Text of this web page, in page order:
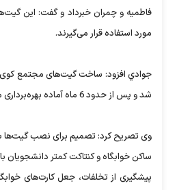
فاطميه و چمران خبرداد و گفت: اين
مورد استفاده قرار می‌گيرند.
شد و پس از حدود 6 ماه آماده بهره‌برداری می‌باشد.
وی تصريح كرد: تصميم برای نصب گيت‌ها
ساکن خوابگاه و کنتاکت کمتر دانشجويان
پيشگيری از تخلفات، جعل کارت‌های